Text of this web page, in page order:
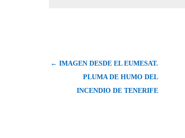
← IMAGEN DESDE EL EUMESAT.
PLUMA DE HUMO DEL
INCENDIO DE TENERIFE